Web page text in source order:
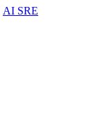
AI SRE